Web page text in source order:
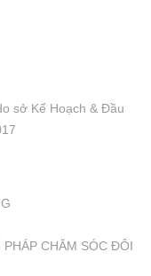
sở Kể Hoạch & Đầu
CHĂM SÓC ĐÔI